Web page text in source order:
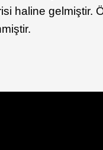
haline gelmiştir.